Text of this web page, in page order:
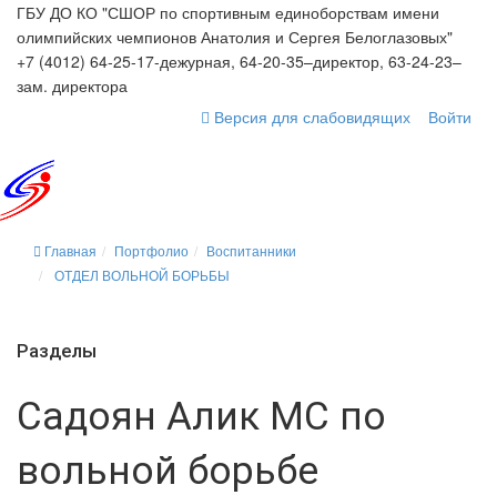
ГБУ ДО КО "СШОР по спортивным единоборствам имени
олимпийских чемпионов Анатолия и Сергея Белоглазовых"
+7 (4012) 64-25-17-дежурная, 64-20-35–директор, 63-24-23–
зам. директора
Версия для слабовидящих
Войти
Главная Портфолио
Воспитанники
ОТДЕЛ ВОЛЬНОЙ БОРЬБЫ
Разделы
Садоян Алик МС по
вольной борьбе